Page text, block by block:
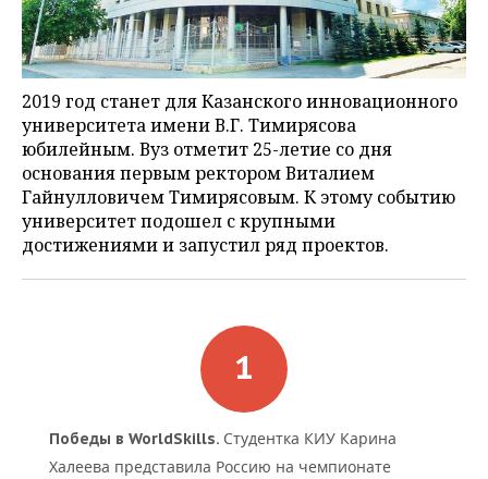
НЕФТЕХИМИЯ
НЕФТЬ
ОПК
ЭНЕРГЕТИКА
РОЗНИЧНАЯ ТОРГОВЛЯ
ТРАНСПОРТ
УСЛУГИ
НОВОСТИ ТЕХНОЛОГИЙ
IT
МЕДИА
ТЕЛЕКОММУНИКАЦИИ
МЕРОПРИЯТИЯ
НОВОСТИ МЕРОПРИЯТИЙ
ВЫЕЗДНАЯ РЕДАКЦИЯ
БИЗНЕС-БРАНЧИ
ONLINE-КОНФЕРЕНЦИИ
СПОРТ
НОВОСТИ СПОРТА
ФУТБОЛ
ХОККЕЙ
ФИГУРНОЕ КАТАНИЕ
ОБЩЕСТВО
НОВОСТИ ОБЩЕСТВА
ВЛАСТЬ
МЕДИЦИНА
ФОТОГАЛЕРЕЯ
СЮЖЕТЫ
2019 год станет для Казанского инновационного
университета имени В.Г. Тимирясова
юбилейным. Вуз отметит 25-летие со дня
основания первым ректором Виталием
Гайнулловичем Тимирясовым. К этому событию
университет подошел с крупными
достижениями и запустил ряд проектов.
Победы в WorldSkills. Студентка КИУ Карина
Халеева представила Россию на чемпионате